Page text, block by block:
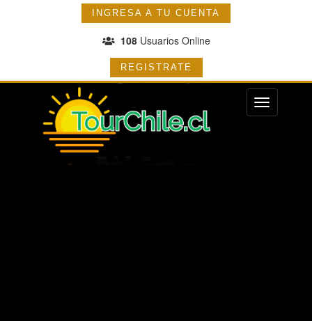
INGRESA A TU CUENTA
108Usuarios Online
REGISTRATE
Menu